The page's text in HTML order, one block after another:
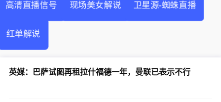
高清直播信号 现场美女解说 卫星源-蜘蛛直播
红单解说
英媒：巴萨试图再租拉什福德一年，曼联已表示不行